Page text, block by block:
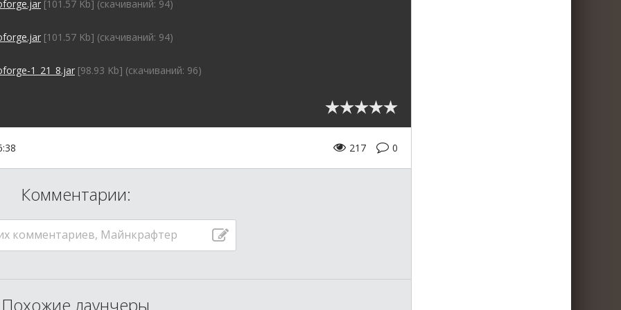
[101.57 Kb] (cкачиваний: 94)
[101.57 Kb] (cкачиваний: 94)
1_21_8.jar [98.93 Kb] (cкачиваний: 96)
0
217
Комментарии:
комментариев, Майнкрафтер
Похожие лаунчеры